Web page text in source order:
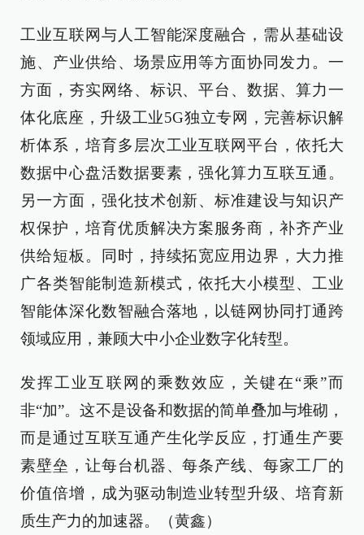
工业互联网与人工智能深度融合，需从基础设
施、产业供给、场景应用等方面协同发力。一
方面，夯实网络、标识、平台、数据、算力一
体化底座，升级工业5G独立专网，完善标识解
析体系，培育多层次工业互联网平台，依托大
数据中心盘活数据要素，强化算力互联互通。
另一方面，强化技术创新、标准建设与知识产
权保护，培育优质解决方案服务商，补齐产业
供给短板。同时，持续拓宽应用边界，大力推
广各类智能制造新模式，依托大小模型、工业
智能体深化数智融合落地，以链网协同打通跨
领域应用，兼顾大中小企业数字化转型。
发挥工业互联网的乘数效应，关键在“乘”而
非“加”。这不是设备和数据的简单叠加与堆砌，
而是通过互联互通产生化学反应，打通生产要
素壁垒，让每台机器、每条产线、每家工厂的
价值倍增，成为驱动制造业转型升级、培育新
质生产力的加速器。（黄鑫）